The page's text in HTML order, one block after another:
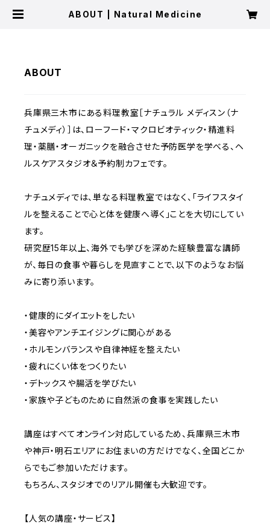
ABOUT | Natural Medicine
ABOUT
兵庫県三木市にある料理教室［ナチュラル メディスン（ナ
チュメディ）］は、ローフード・マクロビオティック・精進料
理・薬膳・オーガニックを融合させた予防医学を学べる、ヘ
ルスケアスタジオ＆予約制カフェです。
ナチュメディでは、単なる料理教室ではなく、「ライフスタイ
ルを整えることで心と体を健康へ導く」ことを大切にしてい
ます。
研究歴15年以上、海外でも学びを深めた経験豊富な講師
が、毎日の食事や暮らしを見直すことで、以下のようなお悩
みに寄り添います。
・健康的にダイエットをしたい
・美容やアンチエイジングに関心がある
・ホルモンバランスや自律神経を整えたい
・疲れにくい体をつくりたい
・デトックスや腸活を学びたい
・家族や子どものために自然派の食事を実践したい
講座はすべてオンライン対応しているため、兵庫県三木市
や神戸・明石エリアにお住まいの方だけでなく、全国どこか
らでもご参加いただけます。
もちろん、スタジオでのリアル開催も大歓迎です。
【人気の講座・サービス】